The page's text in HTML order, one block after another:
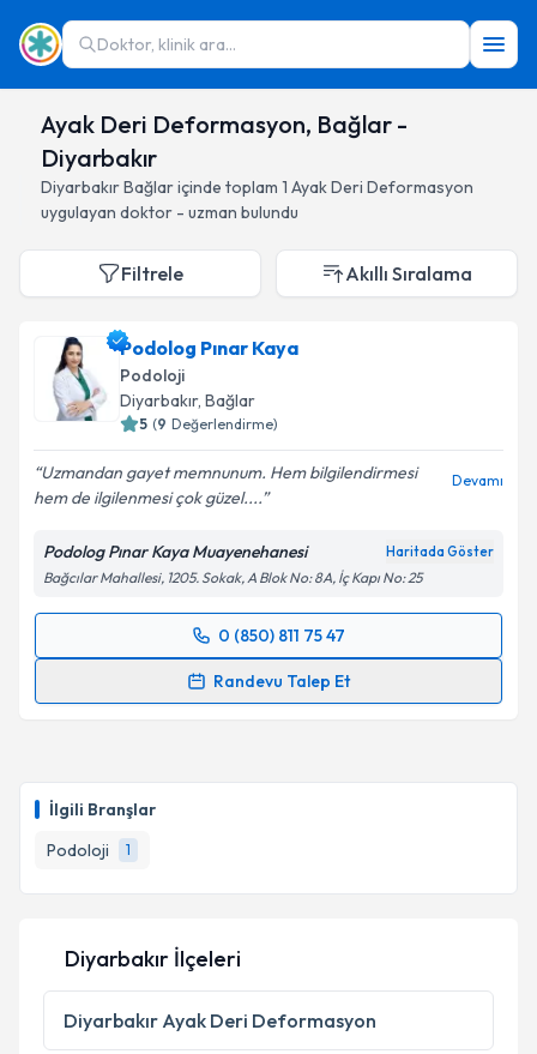
Doktor, klinik ara...
Ayak Deri Deformasyon, Bağlar -
Diyarbakır
DiyarbakırBağlariçinde toplam 1 Ayak Deri Deformasyon
uygulayan doktor - uzman bulundu
İlgili Branşlar
Podoloji
1
Filtrele Akıllı Sıralama
Podolog Pınar Kaya
Podoloji
Diyarbakır, Bağlar
5 (9 Değerlendirme)
Uzmandan gayet memnunum. Hem bilgilendirmesi
hem de ilgilenmesi çok güzel....
Devamı
Podolog Pınar Kaya Muayenehanesi Haritada Göster
Bağcılar Mahallesi, 1205. Sokak, A Blok No: 8A, İç Kapı No: 25
0 (850) 811 75 47
Randevu Talep Et
Randevu Takvimi Talebi
E-posta Adresiniz
Kişisel verilerimin işlenmesine ilişkin
Metni'ni okudum ve kişisel verilerimin belirtilen
kapsamda işlenmesini kabul ediyorum.
Diyarbakır İlçeleri
Diyarbakır Ayak Deri Deformasyon